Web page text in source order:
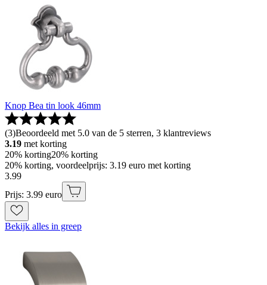
Knop Bea tin look 46mm
(3)Beoordeeld met 5.0 van de 5 sterren, 3 klantreviews
3.19 met korting
20% korting20% korting
20% korting, voordeelprijs: 3.19 euro met korting
3.99
Prijs: 3.99 euro
Bekijk alles in greep